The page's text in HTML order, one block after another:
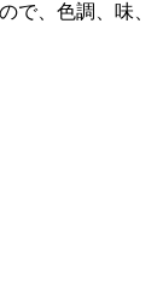
で、色調、味、